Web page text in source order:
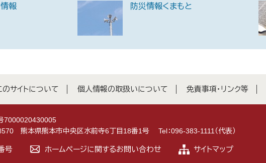
情報 防災情報くまもと
のサイトについて 個人情報の取扱いについて 免責事項・リンク等
7000020430005
熊本県熊本市中央区水前寺6丁目18番1号
Tel：096-383-1111（代表）
号 ホームページに関するお問い合わせ サイトマップ